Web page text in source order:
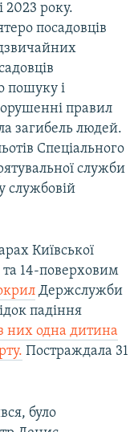
2023 року.
посадовців
пошуку і
правил
загибель людей.
Спеціального
служби
службовій
Київської
та 14-поверховим
Держслужби
падіння
них одна дитина
Постраждала 31
було